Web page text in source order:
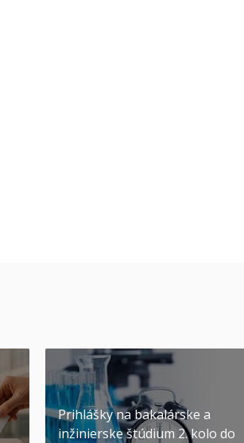
Prihlášky na bakalárske a
inžinierske štúdium 2. kolo do